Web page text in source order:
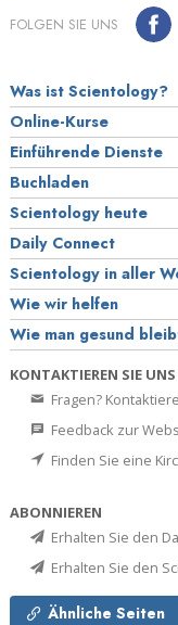
FOLGEN SIE UNS
Was ist Scientology?
Online-Kurse
Einführende Dienste
Buchladen
Scientology heute
Daily Connect
Scientology in aller
Wie wir helfen
Wie man gesund
KONTAKTIEREN SIE UNS
Fragen?
Feedback zur
Finden Sie eine
ABONNIEREN
Erhalten Sie den
Erhalten Sie den
Ähnliche Seiten